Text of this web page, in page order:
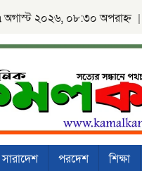
অগাস্ট ২০২৬, ০৮:৩০ অপরাহ্ন |
সারাদেশ পরদেশ শিক্ষা